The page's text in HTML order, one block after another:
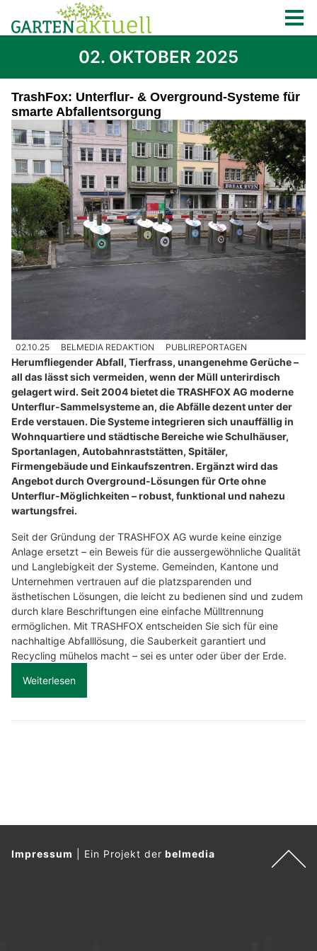
02. OKTOBER 2025
TrashFox: Unterflur- & Overground-Systeme für
smarte Abfallentsorgung
02.10.25 BELMEDIA REDAKTION PUBLIREPORTAGEN
Herumfliegender Abfall, Tierfrass, unangenehme Gerüche –
all das lässt sich vermeiden, wenn der Müll unterirdisch
gelagert wird. Seit 2004 bietet die TRASHFOX AG moderne
Unterflur-Sammelsysteme an, die Abfälle dezent unter der
Erde verstauen. Die Systeme integrieren sich unauffällig in
Wohnquartiere und städtische Bereiche wie Schulhäuser,
Sportanlagen, Autobahnraststätten, Spitäler,
Firmengebäude und Einkaufszentren. Ergänzt wird das
Angebot durch Overground-Lösungen für Orte ohne
Unterflur-Möglichkeiten – robust, funktional und nahezu
wartungsfrei.
Seit der Gründung der TRASHFOX AG wurde keine einzige
Anlage ersetzt – ein Beweis für die aussergewöhnliche Qualität
und Langlebigkeit der Systeme. Gemeinden, Kantone und
Unternehmen vertrauen auf die platzsparenden und
ästhetischen Lösungen, die leicht zu bedienen sind und zudem
durch klare Beschriftungen eine einfache Mülltrennung
ermöglichen. Mit TRASHFOX entscheiden Sie sich für eine
nachhaltige Abfalllösung, die Sauberkeit garantiert und
Recycling mühelos macht – sei es unter oder über der Erde.
Weiterlesen
Impressum Ein Projekt derbelmedia